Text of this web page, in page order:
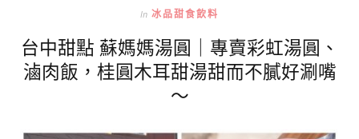
In 冰品甜食飲料
台中甜點 蘇媽媽湯圓｜專賣彩虹湯圓、
滷肉飯，桂圓木耳甜湯甜而不膩好涮嘴
～